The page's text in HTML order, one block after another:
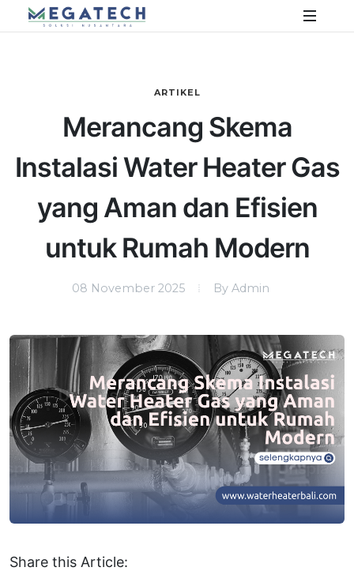
ARTIKEL
Merancang Skema
Instalasi Water Heater Gas
yang Aman dan Efisien
untuk Rumah Modern
08 November 2025 By Admin
Share this Article: